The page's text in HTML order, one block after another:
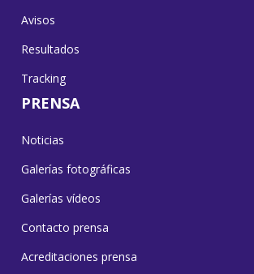
Avisos
Resultados
Tracking
PRENSA
Noticias
Galerías fotográficas
Galerías vídeos
Contacto prensa
Acreditaciones prensa